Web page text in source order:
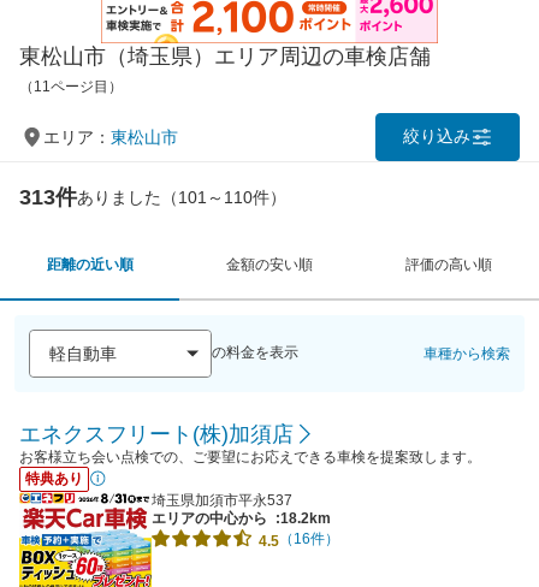
東松山市（埼玉県）エリア周辺の車検店舗
（11ページ目）
エリア： 東松山市 絞り込み
313件ありました（101～110件）
距離の近い順 金額の安い順 評価の高い順
の料金を表示 車種から検索
エネクスフリート(株)加須店
お客様立ち会い点検での、ご要望にお応えできる車検を提案致します。
特典あり
埼玉県加須市平永537
エリアの中心から
:18.2km
4.5 （16件）